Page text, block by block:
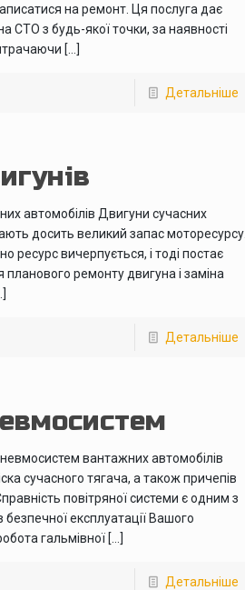
на ремонт. Ця послуга дає
СТО з будь-якої точки, за наявності
[…]
Детальніше
автомобілів Двигуни сучасних
досить великий запас моторесурсу.
ресурс вичерпується, і тоді постає
планового ремонту двигуна і заміна
Детальніше
вантажних автомобілів
сучасного тягача, а також причепів
повітряної системи є одним з
безпечної експлуатації Вашого
гальмівної […]
Детальніше